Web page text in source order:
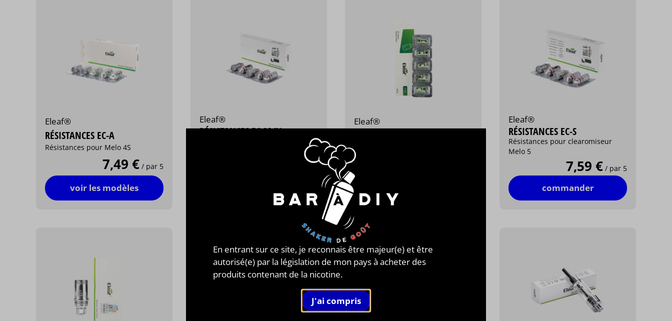
Eleaf®
RÉSISTANCES EC-A
Résistances pour Melo 4S
7,49 € / par 5
voir les modèles
Eleaf®
RÉSISTANCES EC-M/N
Eleaf® Eleaf®
RÉSISTANCES EC-S
Résistances pour clearomiseur
Melo 5
7,59 € / par 5
commander
En entrant sur ce site, je reconnais être majeur(e) et être
autorisé(e) par la législation de mon pays à acheter des
produits contenant de la nicotine.